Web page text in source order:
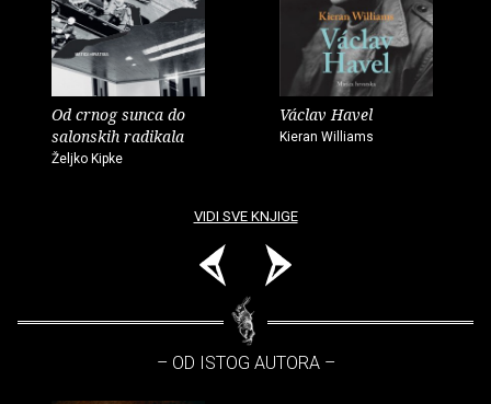
Od crnog sunca do
salonskih radikala
Željko Kipke
Václav Havel
Kieran Williams
VIDI SVE KNJIGE
– OD ISTOG AUTORA –